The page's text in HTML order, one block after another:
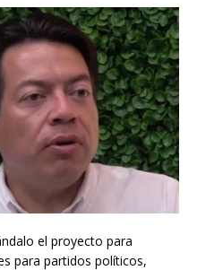
el proyecto para
para partidos políticos,